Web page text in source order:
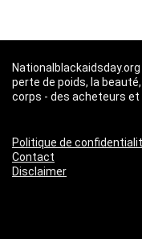
perte de poids, la
corps - des acheteurs et
Politique de
Contact
Disclaimer